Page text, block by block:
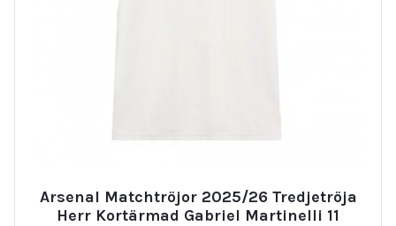
Arsenal Matchtröjor 2025/26 Tredjetröja
Herr Kortärmad Gabriel Martinelli 11